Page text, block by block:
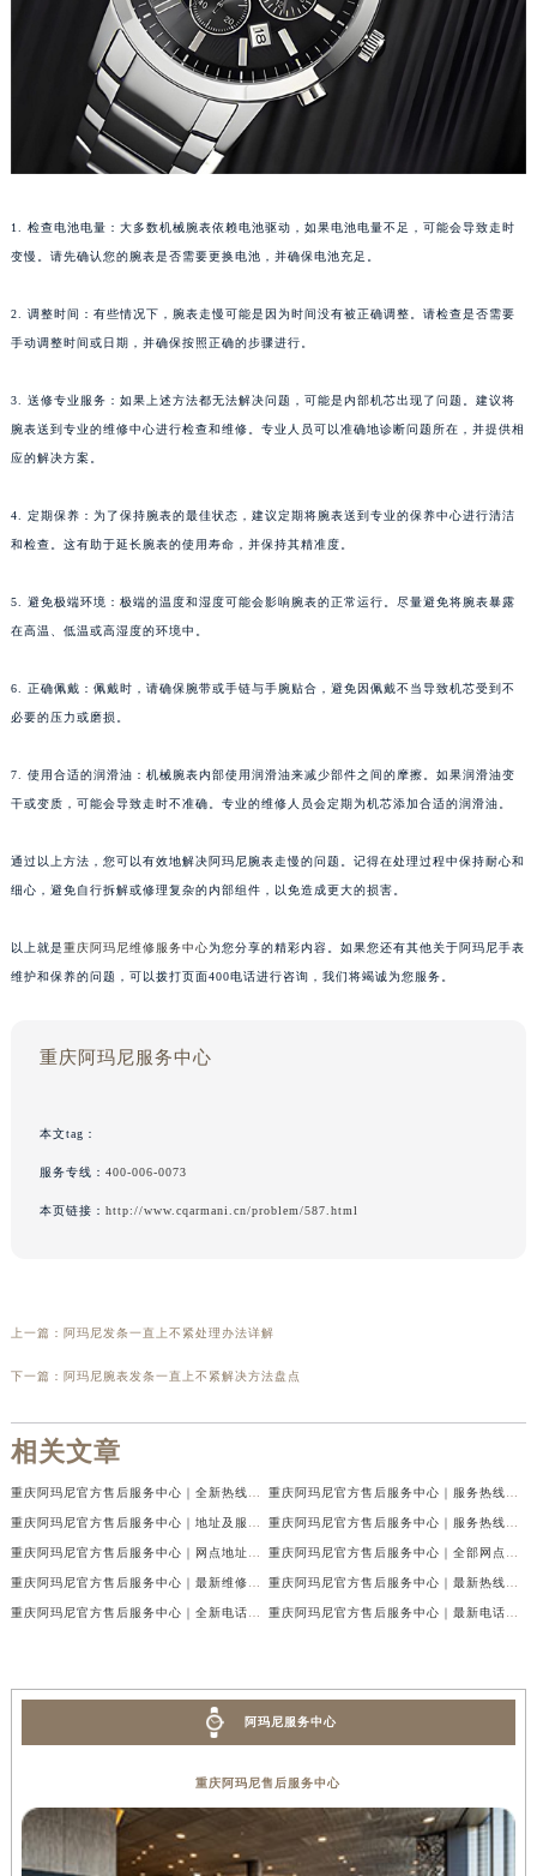
1. 检查电池电量：大多数机械腕表依赖电池驱动，如果电池电量不足，可能会导致走时
变慢。请先确认您的腕表是否需要更换电池，并确保电池充足。
2. 调整时间：有些情况下，腕表走慢可能是因为时间没有被正确调整。请检查是否需要
手动调整时间或日期，并确保按照正确的步骤进行。
3. 送修专业服务：如果上述方法都无法解决问题，可能是内部机芯出现了问题。建议将
腕表送到专业的维修中心进行检查和维修。专业人员可以准确地诊断问题所在，并提供相
应的解决方案。
4. 定期保养：为了保持腕表的最佳状态，建议定期将腕表送到专业的保养中心进行清洁
和检查。这有助于延长腕表的使用寿命，并保持其精准度。
5. 避免极端环境：极端的温度和湿度可能会影响腕表的正常运行。尽量避免将腕表暴露
在高温、低温或高湿度的环境中。
6. 正确佩戴：佩戴时，请确保腕带或手链与手腕贴合，避免因佩戴不当导致机芯受到不
必要的压力或磨损。
7. 使用合适的润滑油：机械腕表内部使用润滑油来减少部件之间的摩擦。如果润滑油变
干或变质，可能会导致走时不准确。专业的维修人员会定期为机芯添加合适的润滑油。
通过以上方法，您可以有效地解决阿玛尼腕表走慢的问题。记得在处理过程中保持耐心和
细心，避免自行拆解或修理复杂的内部组件，以免造成更大的损害。
以上就是重庆阿玛尼维修服务中心为您分享的精彩内容。如果您还有其他关于阿玛尼手表
维护和保养的问题，可以拨打页面400电话进行咨询，我们将竭诚为您服务。
重庆阿玛尼服务中心
本文tag：
服务专线： 400-006-0073
本页链接： http://www.cqarmani.cn/problem/587.html
上一篇： 阿玛尼发条一直上不紧处理办法详解
下一篇： 阿玛尼腕表发条一直上不紧解决方法盘点
相关文章
阿玛尼服务中心
重庆阿玛尼售后服务中心